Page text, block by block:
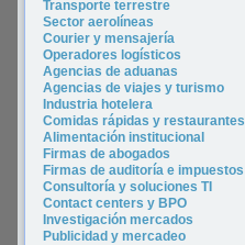
Transporte terrestre
Sector aerolíneas
Courier y mensajería
Operadores logísticos
Agencias de aduanas
Agencias de viajes y turismo
Industria hotelera
Comidas rápidas y restaurantes
Alimentación institucional
Firmas de abogados
Firmas de auditoría e impuestos
Consultoría y soluciones TI
Contact centers y BPO
Investigación mercados
Publicidad y mercadeo